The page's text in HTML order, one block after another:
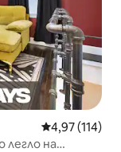
Средна
4,97 (114)
легло на